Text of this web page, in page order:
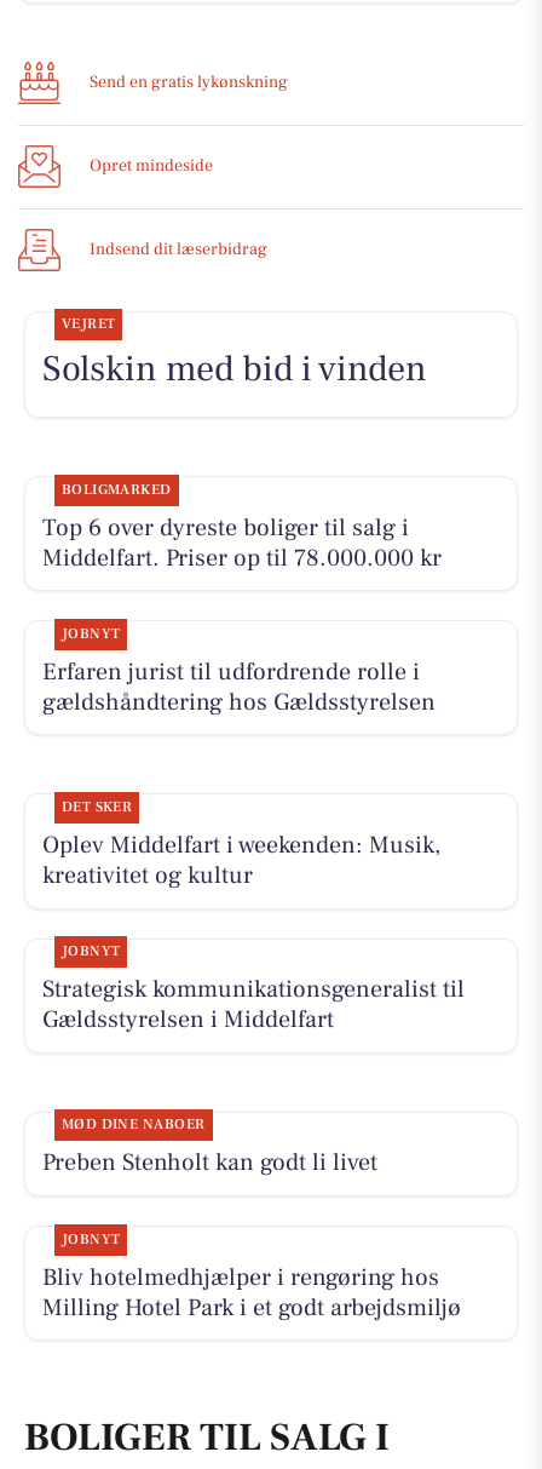
Send en gratis lykønskning
Opret mindeside
Indsend dit læserbidrag
VEJRET
Solskin med bid i vinden
BOLIGMARKED
Top 6 over dyreste boliger til salg i
Middelfart. Priser op til 78.000.000 kr
JOBNYT
Erfaren jurist til udfordrende rolle i
gældshåndtering hos Gældsstyrelsen
DET SKER
Oplev Middelfart i weekenden: Musik,
kreativitet og kultur
JOBNYT
Strategisk kommunikationsgeneralist til
Gældsstyrelsen i Middelfart
MØD DINE NABOER
Preben Stenholt kan godt li livet
JOBNYT
Bliv hotelmedhjælper i rengøring hos
Milling Hotel Park i et godt arbejdsmiljø
BOLIGER TIL SALG I